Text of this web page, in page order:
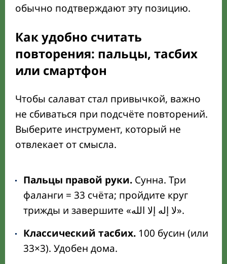
обычно подтверждают эту позицию.
Как удобно считать
повторения: пальцы, тасбих
или смартфон
Чтобы салават стал привычкой, важно
не сбиваться при подсчёте повторений.
Выберите инструмент, который не
отвлекает от смысла.
Пальцы правой руки. Сунна. Три
фаланги = 33 счёта; пройдите круг
трижды и завершите «لا إله إلا الله».
Классический тасбих. 100 бусин (или
33×3). Удобен дома.